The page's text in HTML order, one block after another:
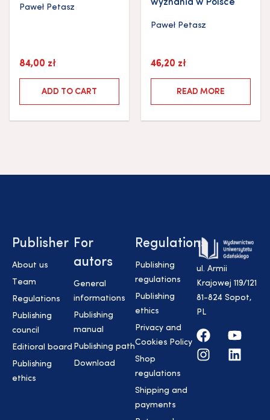
Paweł Petasz
84,00 zł
ADD TO CART
wyznania w Polsce
Paweł Petasz
46,20 zł
READ MORE
Publisher
About us
Team
Regulations
Publishing
council
Editioral board
Publishing
ethics
For
autors
General
informations
Publishing
manual
Publishing path
Download
Regulations
Publishing
regulations
Publishing
ethics
Privacy and
Cookies Policy
Shop
regulations
Shipping and
payments
ul. Armii
Krajowej 119/121
81-824 Sopot,
PL